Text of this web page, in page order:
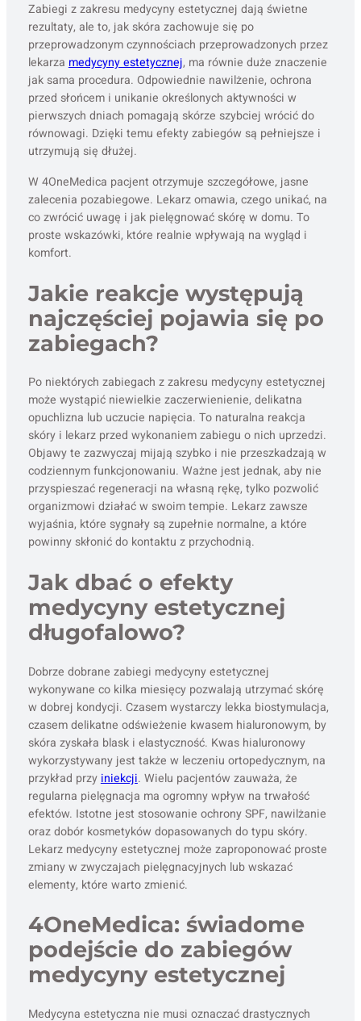
Zabiegi z zakresu medycyny estetycznej dają świetne
rezultaty, ale to, jak skóra zachowuje się po
przeprowadzonym czynnościach przeprowadzonych przez
lekarzamedycyny estetycznej, ma równie duże znaczenie
jak sama procedura. Odpowiednie nawilżenie, ochrona
przed słońcem i unikanie określonych aktywności w
pierwszych dniach pomagają skórze szybciej wrócić do
równowagi. Dzięki temu efekty zabiegów są pełniejsze i
utrzymują się dłużej.
W 4OneMedica pacjent otrzymuje szczegółowe, jasne
zalecenia pozabiegowe. Lekarz omawia, czego unikać, na
co zwrócić uwagę i jak pielęgnować skórę w domu. To
proste wskazówki, które realnie wpływają na wygląd i
komfort.
Jakie reakcje występują
najczęściej pojawia się po
zabiegach?
Po niektórych zabiegach z zakresu medycyny estetycznej
może wystąpić niewielkie zaczerwienienie, delikatna
opuchlizna lub uczucie napięcia. To naturalna reakcja
skóry i lekarz przed wykonaniem zabiegu o nich uprzedzi.
Objawy te zazwyczaj mijają szybko i nie przeszkadzają w
codziennym funkcjonowaniu. Ważne jest jednak, aby nie
przyspieszać regeneracji na własną rękę, tylko pozwolić
organizmowi działać w swoim tempie. Lekarz zawsze
wyjaśnia, które sygnały są zupełnie normalne, a które
powinny skłonić do kontaktu z przychodnią.
Jak dbać o efekty
medycyny estetycznej
długofalowo?
Dobrze dobrane zabiegi medycyny estetycznej
wykonywane co kilka miesięcy pozwalają utrzymać skórę
w dobrej kondycji. Czasem wystarczy lekka biostymulacja,
czasem delikatne odświeżenie kwasem hialuronowym, by
skóra zyskała blask i elastyczność. Kwas hialuronowy
wykorzystywany jest także w leczeniu ortopedycznym, na
przykład przy iniekcji. Wielu pacjentów zauważa, że
regularna pielęgnacja ma ogromny wpływ na trwałość
efektów. Istotne jest stosowanie ochrony SPF, nawilżanie
oraz dobór kosmetyków dopasowanych do typu skóry.
Lekarz medycyny estetycznej może zaproponować proste
zmiany w zwyczajach pielęgnacyjnych lub wskazać
elementy, które warto zmienić.
4OneMedica: świadome
podejście do zabiegów
medycyny estetycznej
Medycyna estetyczna nie musi oznaczać drastycznych